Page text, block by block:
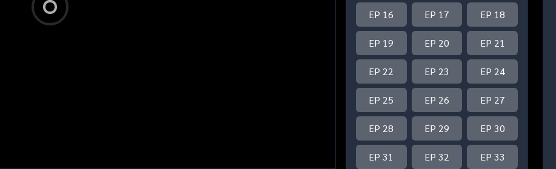
EP 16 EP 17 EP 18
EP 19 EP 20 EP 21
EP 22 EP 23 EP 24
EP 25 EP 26 EP 27
EP 28 EP 29 EP 30
EP 31 EP 32 EP 33